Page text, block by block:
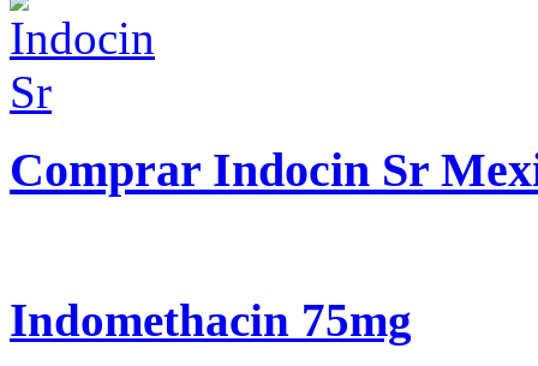
Comprar Indocin Sr
Indomethacin 75mg